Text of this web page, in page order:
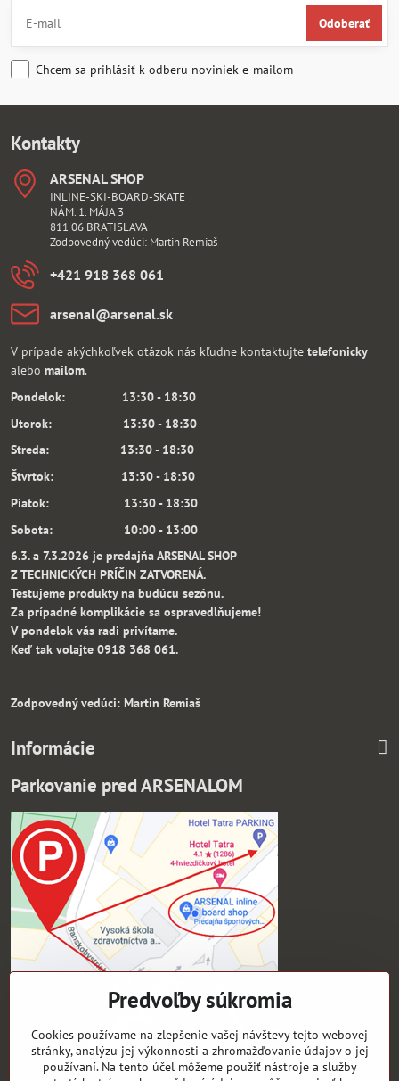
Odoberať
Chcem sa prihlásiť k odberu noviniek e-mailom
Kontakty
ARSENAL SHOP
INLINE-SKI-BOARD-SKATE
NÁM. 1. MÁJA 3
811 06 BRATISLAVA
Zodpovedný vedúci: Martin Remiaš
+421 918 368 061
arsenal​@arsenal​.sk
V prípade akýchkoľvek otázok nás kľudne kontaktujte telefonicky
alebo mailom.
Pondelok: 13:30 - 18:30
Utorok: 13:30 - 18:30
Streda: 13:30 - 18:30
Štvrtok: 13:30 - 18:30
Piatok: 13:30 - 18:30
Sobota: 10:00 - 13:00
6.3. a 7.3.2026 je predajňa ARSENAL SHOP
Z TECHNICKÝCH PRÍČIN ZATVORENÁ.
Testujeme produkty na budúcu sezónu.
Za prípadné komplikácie sa ospravedlňujeme!
V pondelok vás radi privítame.
Keď tak volajte 0918 368 061.
Zodpovedný vedúci: Martin Remiaš
Informácie
Parkovanie pred ARSENALOM
Predvoľby súkromia
Cookies používame na zlepšenie vašej návštevy tejto webovej
stránky, analýzu jej výkonnosti a zhromažďovanie údajov o jej
používaní. Na tento účel môžeme použiť nástroje a služby